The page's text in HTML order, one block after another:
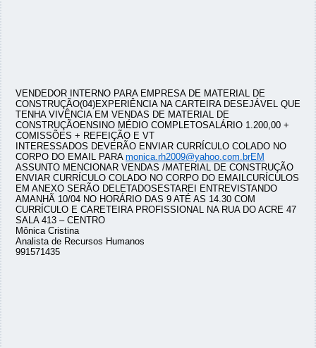
VENDEDOR INTERNO PARA EMPRESA DE MATERIAL DE
CONSTRUÇÃO(04)EXPERIÊNCIA NA CARTEIRA DESEJÁVEL QUE
TENHA VIVÊNCIA EM VENDAS DE MATERIAL DE
CONSTRUÇÃOENSINO MÉDIO COMPLETOSALÁRIO 1.200,00 +
COMISSÕES + REFEIÇÃO E VT
INTERESSADOS DEVERÃO ENVIAR CURRÍCULO COLADO NO
CORPO DO EMAIL PARA monica.rh2009@yahoo.com.brEM
ASSUNTO MENCIONAR VENDAS /MATERIAL DE CONSTRUÇÃO
ENVIAR CURRÍCULO COLADO NO CORPO DO EMAILCURÍCULOS
EM ANEXO SERÃO DELETADOSESTAREI ENTREVISTANDO
AMANHÃ 10/04 NO HORÁRIO DAS 9 ATÉ AS 14.30 COM
CURRÍCULO E CARETEIRA PROFISSIONAL NA RUA DO ACRE 47
SALA 413 – CENTRO
Mônica Cristina
Analista de Recursos Humanos
991571435